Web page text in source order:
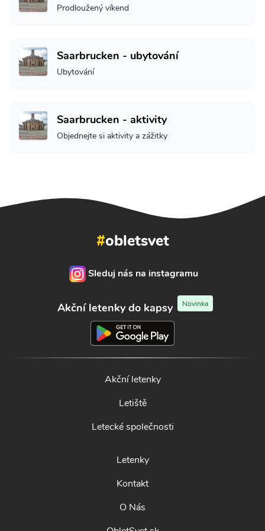
Prodloužený víkend
Saarbrucken - ubytování
Ubytování
Saarbrucken - aktivity
Objednejte si aktivity a zážitky
#obletsvet
Sleduj nás na instagramu
Akční letenky do kapsy Novinka
Akční letenky
Letiště
Letecké společnosti
Letenky
Kontakt
O Nás